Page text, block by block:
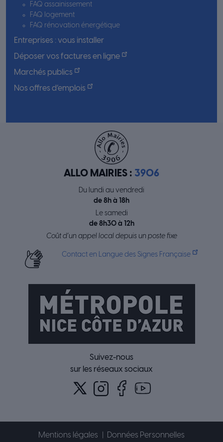
FAQ assainissement
FAQ logement
FAQ rénovation énergétique
Entreprises : vous installer
Déposer vos factures en ligne
Marchés publics
Nos offres d’emplois
ALLO MAIRIES : 3906
Du lundi au vendredi
de 8h à 18h
Le samedi
de 8h30 à 12h
Coût d’un appel local depuis un poste fixe
Contact en Langue des Signes Française
Suivez-nous
sur les réseaux sociaux
Mentions légales Données Personnelles